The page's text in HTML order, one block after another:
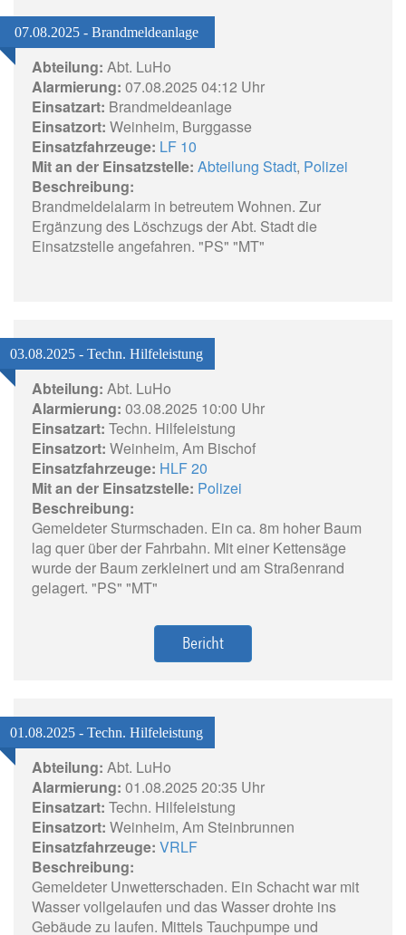
07.08.2025 - Brandmeldeanlage
Abteilung: Abt. LuHo
Alarmierung: 07.08.2025 04:12 Uhr
Einsatzart: Brandmeldeanlage
Einsatzort: Weinheim, Burggasse
Einsatzfahrzeuge: LF 10
Mit an der Einsatzstelle: Abteilung Stadt, Polizei
Beschreibung:
Brandmeldelalarm in betreutem Wohnen. Zur
Ergänzung des Löschzugs der Abt. Stadt die
Einsatzstelle angefahren. "PS" "MT"
03.08.2025 - Techn. Hilfeleistung
Abteilung: Abt. LuHo
Alarmierung: 03.08.2025 10:00 Uhr
Einsatzart: Techn. Hilfeleistung
Einsatzort: Weinheim, Am Bischof
Einsatzfahrzeuge: HLF 20
Mit an der Einsatzstelle: Polizei
Beschreibung:
Gemeldeter Sturmschaden. Ein ca. 8m hoher Baum
lag quer über der Fahrbahn. Mit einer Kettensäge
wurde der Baum zerkleinert und am Straßenrand
gelagert. "PS" "MT"
Bericht
01.08.2025 - Techn. Hilfeleistung
Abteilung: Abt. LuHo
Alarmierung: 01.08.2025 20:35 Uhr
Einsatzart: Techn. Hilfeleistung
Einsatzort: Weinheim, Am Steinbrunnen
Einsatzfahrzeuge: VRLF
Beschreibung:
Gemeldeter Unwetterschaden. Ein Schacht war mit
Wasser vollgelaufen und das Wasser drohte ins
Gebäude zu laufen. Mittels Tauchpumpe und